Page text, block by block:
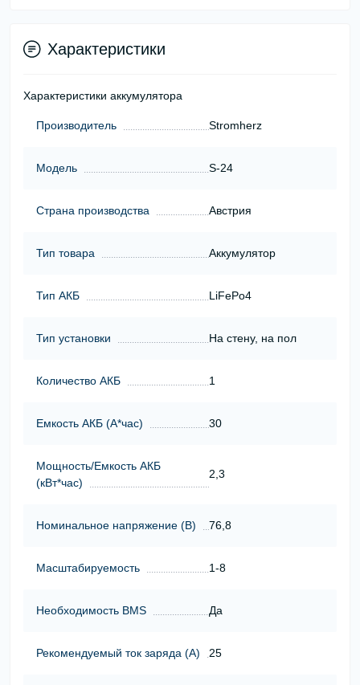
Характеристики
Характеристики аккумулятора
Производитель Stromherz
Модель S-24
Страна производства Австрия
Тип товара Аккумулятор
Тип АКБ LiFePo4
Тип установки На стену, на пол
Количество АКБ 1
Емкость АКБ (А*час) 30
Мощность/Емкость АКБ
(кВт*час)
2,3
Номинальное напряжение (В) 76,8
Масштабируемость 1-8
Необходимость BMS Да
Рекомендуемый ток заряда (А) 25